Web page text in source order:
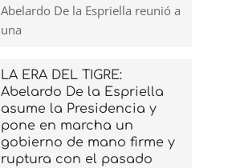
Abelardo De la Espriella reunió a
una
LA ERA DEL TIGRE:
Abelardo De la Espriella
asume la Presidencia y
pone en marcha un
gobierno de mano firme y
ruptura con el pasado